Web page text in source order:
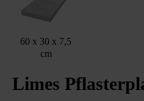
60 x 30 x 7,5
cm
Limes